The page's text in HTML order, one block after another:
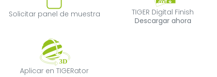
Solicitar panel de muestra
Solicitar panel de muestra
TIGER Digital
TIGER Digital Finish
Descargar ahora
Aplicar en TIGERator
Aplicar en TIGERator